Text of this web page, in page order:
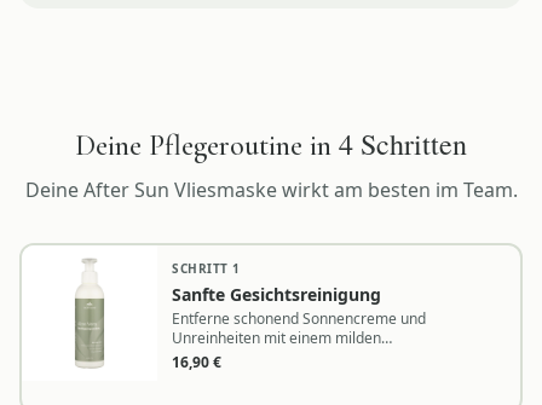
Deine Pflegeroutine in 4 Schritten
Deine After Sun Vliesmaskewirkt am besten im Team.
SCHRITT 1
Sanfte Gesichtsreinigung
Entferne schonend Sonnencreme und
Unreinheiten mit einem milden
Reinigungsprodukt
16,90€